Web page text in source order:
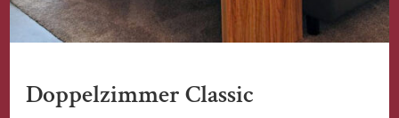
Doppelzimmer Classic